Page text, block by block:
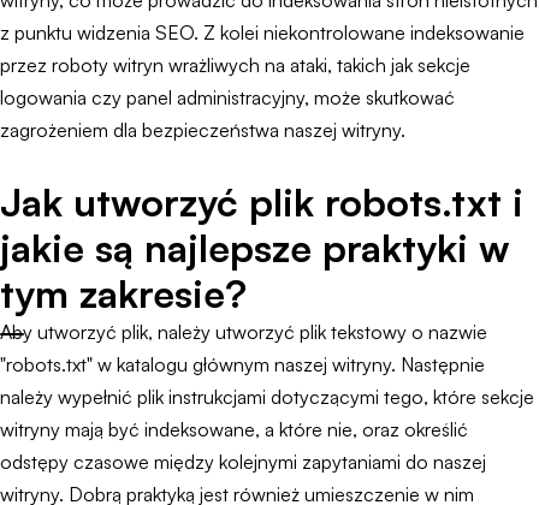
z punktu widzenia SEO. Z kolei niekontrolowane indeksowanie
przez roboty witryn wrażliwych na ataki, takich jak sekcje
logowania czy panel administracyjny, może skutkować
zagrożeniem dla bezpieczeństwa naszej witryny.
Jak utworzyć plik robots.txt i
jakie są najlepsze praktyki w
tym zakresie?
Aby utworzyć plik, należy utworzyć plik tekstowy o nazwie
"robots.txt" w katalogu głównym naszej witryny. Następnie
należy wypełnić plik instrukcjami dotyczącymi tego, które sekcje
witryny mają być indeksowane, a które nie, oraz określić
odstępy czasowe między kolejnymi zapytaniami do naszej
witryny. Dobrą praktyką jest również umieszczenie w nim